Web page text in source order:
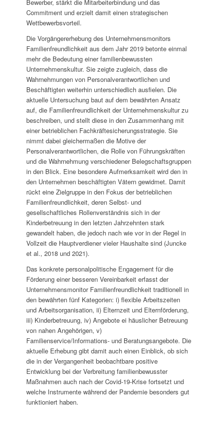
Bewerber, stärkt die Mitarbeiterbindung und das
Commitment und erzielt damit einen strategischen
Wettbewerbsvorteil.
Die Vorgängererhebung des Unternehmensmonitors
Familienfreundlichkeit aus dem Jahr 2019 betonte einmal
mehr die Bedeutung einer familienbewussten
Unternehmenskultur. Sie zeigte zugleich, dass die
Wahrnehmungen von Personalverantwortlichen und
Beschäftigten weiterhin unterschiedlich ausfielen. Die
aktuelle Untersuchung baut auf dem bewährten Ansatz
auf, die Familienfreundlichkeit der Unternehmenskultur zu
beschreiben, und stellt diese in den Zusammenhang mit
einer betrieblichen Fachkräftesicherungsstrategie. Sie
nimmt dabei gleichermaßen die Motive der
Personalverantwortlichen, die Rolle von Führungskräften
und die Wahrnehmung verschiedener Belegschaftsgruppen
in den Blick. Eine besondere Aufmerksamkeit wird den in
den Unternehmen beschäftigten Vätern gewidmet. Damit
rückt eine Zielgruppe in den Fokus der betrieblichen
Familienfreundlichkeit, deren Selbst- und
gesellschaftliches Rollenverständnis sich in der
Kinderbetreuung in den letzten Jahrzehnten stark
gewandelt haben, die jedoch nach wie vor in der Regel in
Vollzeit die Hauptverdiener vieler Haushalte sind (Juncke
et al., 2018 und 2021).
Das konkrete personalpolitische Engagement für die
Förderung einer besseren Vereinbarkeit erfasst der
Unternehmensmonitor Familienfreundlichkeit traditionell in
den bewährten fünf Kategorien: i) flexible Arbeitszeiten
und Arbeitsorganisation, ii) Elternzeit und Elternförderung,
iii) Kinderbetreuung, iv) Angebote ei häuslicher Betreuung
von nahen Angehörigen, v)
Familienservice/Informations- und Beratungsangebote. Die
aktuelle Erhebung gibt damit auch einen Einblick, ob sich
die in der Vergangenheit beobachtbare positive
Entwicklung bei der Verbreitung familienbewusster
Maßnahmen auch nach der Covid-19-Krise fortsetzt und
welche Instrumente während der Pandemie besonders gut
funktioniert haben.